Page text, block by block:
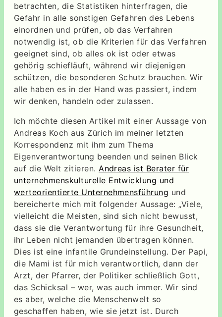
betrachten, die Statistiken hinterfragen, die
Gefahr in alle sonstigen Gefahren des Lebens
einordnen und prüfen, ob das Verfahren
notwendig ist, ob die Kriterien für das Verfahren
geeignet sind, ob alles ok ist oder etwas
gehörig schiefläuft, während wir diejenigen
schützen, die besonderen Schutz brauchen. Wir
alle haben es in der Hand was passiert, indem
wir denken, handeln oder zulassen.
Ich möchte diesen Artikel mit einer Aussage von
Andreas Koch aus Zürich im meiner letzten
Korrespondenz mit ihm zum Thema
Eigenverantwortung beenden und seinen Blick
auf die Welt zitieren. Andreas ist Berater für
unternehmenskulturelle Entwicklung und
werteorientierte Unternehmensführung und
bereicherte mich mit folgender Aussage: „Viele,
vielleicht die Meisten, sind sich nicht bewusst,
dass sie die Verantwortung für ihre Gesundheit,
ihr Leben nicht jemanden übertragen können.
Dies ist eine infantile Grundeinstellung. Der Papi,
die Mami ist für mich verantwortlich, dann der
Arzt, der Pfarrer, der Politiker schließlich Gott,
das Schicksal – wer, was auch immer. Wir sind
es aber, welche die Menschenwelt so
geschaffen haben, wie sie jetzt ist. Durch